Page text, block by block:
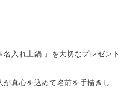
入れ土鍋 」を大切なプレゼント
真心を込めて名前を手描きし